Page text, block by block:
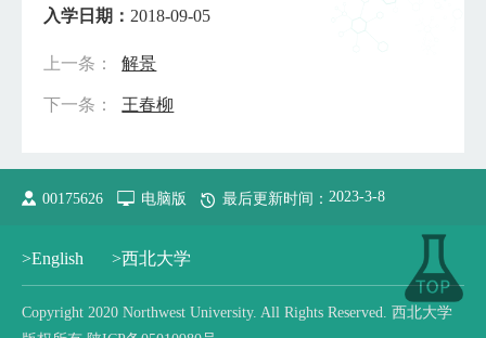
入学日期： 2018-09-05
上一条： 解景
下一条： 王春柳
00175626 电脑版 最后更新时间： 2023-3-8
>English >西北大学
Copyright 2020 Northwest University. All Rights Reserved. 西北大学